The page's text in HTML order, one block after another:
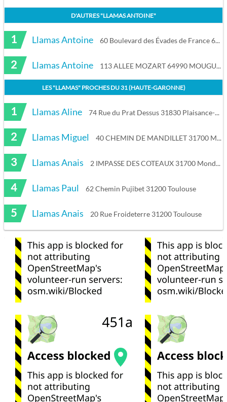
D'AUTRES "LLAMAS ANTOINE"
1 Llamas Antoine 60 Boulevard des Évades de France 66660 Port-Vendres
2 Llamas Antoine 113 ALLEE MOZART 64990 MOUGUERRE
LES "LLAMAS" PROCHES DU31 (HAUTE-GARONNE)
1 Llamas Aline 74 Rue du Prat Dessus 31830 Plaisance-du-Touch
2 Llamas Miguel 40 CHEMIN DE MANDILLET 31700 Mondonville
3 Llamas Anais 2 IMPASSE DES COTEAUX 31700 Mondonville
4 Llamas Paul 62 Chemin Pujibet 31200 Toulouse
5 Llamas Anais 20 Rue Froideterre 31200 Toulouse